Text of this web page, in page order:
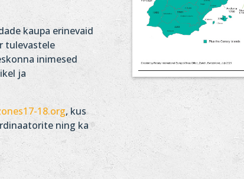
kaupa erinevaid
tulevastele
inimesed
ja
18.org, kus
ning ka